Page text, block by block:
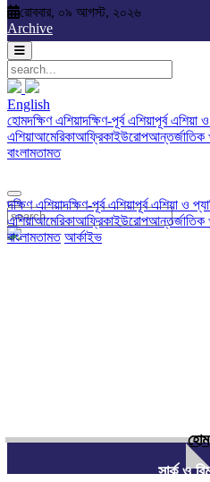
রোববার, ০৯ আগস্ট, ২০২৬
Archive
English
হোমদক্ষিণ এশিয়াদক্ষিণ-পূর্ব এশিয়াপূর্ব এশিয়া
এশিয়াআমেরিকাআফ্রিকাইউরোপআন্তর্জাতিক
বাংলামতামত
দক্ষিণ এশিয়াদক্ষিণ-পূর্ব এশিয়াপূর্ব এশিয়া ও
এশিয়াআমেরিকাআফ্রিকাইউরোপআন্তর্জাতিক
বাংলামতামত আর্কাইভ
Sunday, 09 August, 2026
English
দক্ষিণ এশিয়া দক্ষিণ-পূর্ব এশিয়া পূর্ব এশিয়া ও
এশিয়াআমেরিকাআফ্রিকাইউরোপআন্তর্জাতিক
বাংলামতামত Photo VideoArchive
হোম
সার্ক ও